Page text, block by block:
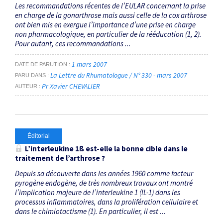
Les recommandations récentes de l’EULAR concernant la prise
en charge de la gonarthrose mais aussi celle de la cox arthrose
ont bien mis en exergue l’importance d’une prise en charge
non pharmacologique, en particulier de la rééducation (1, 2).
Pour autant, ces recommandations ...
DATE DE PARUTION 1 mars 2007
PARU DANS La Lettre du Rhumatologue / N° 330 - mars 2007
AUTEUR Pr Xavier CHEVALIER
Éditorial
L’interleukine 1ß est-elle la bonne cible dans le
traitement de l’arthrose ?
Depuis sa découverte dans les années 1960 comme facteur
pyrogène endogène, de très nombreux travaux ont montré
l’implication majeure de l’interleukine 1 (IL-1) dans les
processus inflammatoires, dans la prolifération cellulaire et
dans le chimiotactisme (1). En particulier, il est ...